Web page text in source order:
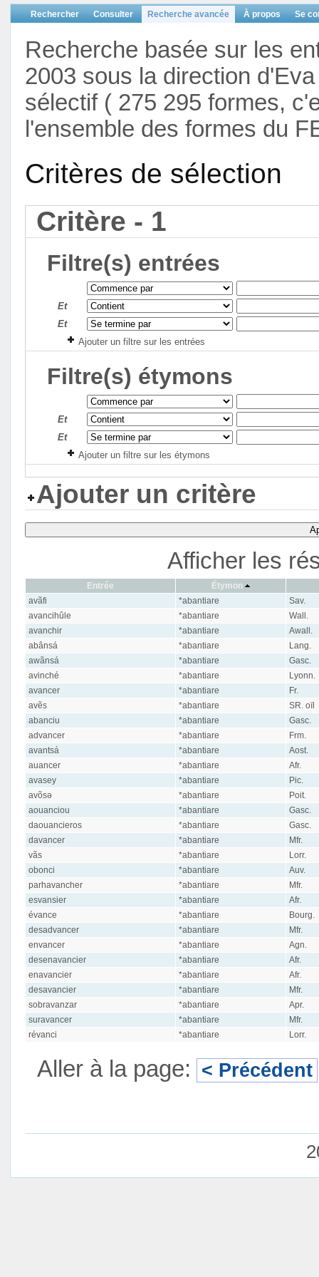
Rechercher Consulter Recherche avancée À propos Se
Recherche basée sur les
2003 sous la direction
sélectif ( 275 295 formes,
l'ensemble des formes du
Critères de sélection
Critère - 1
Filtre(s) entrées
Et
Et
Ajouter un filtre sur les entrées
Filtre(s) étymons
Et
Et
Ajouter un filtre sur les étymons
Ajouter un critère
Afficher les
Entrée
Étymon
avãfi
*abantiare
Sav.
avancihûle
*abantiare
Wall.
avanchir
*abantiare
Awall.
abânsá
*abantiare
Lang.
awãnsá
*abantiare
Gasc.
avinché
*abantiare
Lyonn.
avancer
*abantiare
Fr.
avẽs
*abantiare
SR. oïl
abanciu
*abantiare
Gasc.
advancer
*abantiare
Frm.
avantsá
*abantiare
Aost.
auancer
*abantiare
Afr.
avasey
*abantiare
Pic.
avõsə
*abantiare
Poit.
aouanciou
*abantiare
Gasc.
daouancieros
*abantiare
Gasc.
davancer
*abantiare
Mfr.
vãs
*abantiare
Lorr.
obonci
*abantiare
Auv.
parhavancher
*abantiare
Mfr.
esvansier
*abantiare
Afr.
évance
*abantiare
Bourg.
desadvancer
*abantiare
Mfr.
envancer
*abantiare
Agn.
desenavancier
*abantiare
Afr.
enavancier
*abantiare
Afr.
desavancier
*abantiare
Mfr.
sobravanzar
*abantiare
Apr.
suravancer
*abantiare
Mfr.
révanci
*abantiare Lorr.
Aller à la page: < Précédent